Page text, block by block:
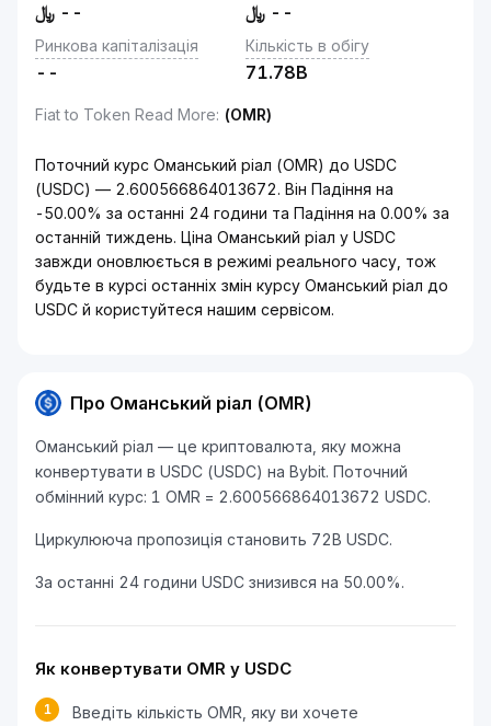
﷼ -- ﷼ --
Ринкова капіталізація
--
Кількість в обігу
71.78B
Fiat to Token Read More: (OMR)
Поточний курс Оманський ріал (OMR) до USDC
(USDC) — 2.600566864013672. Він Падіння на
-50.00% за останні 24 години та Падіння на 0.00% за
останній тиждень. Ціна Оманський ріал у USDC
завжди оновлюється в режимі реального часу, тож
будьте в курсі останніх змін курсу Оманський ріал до
USDC й користуйтеся нашим сервісом.
Про Оманський ріал (OMR)
Оманський ріал — це криптовалюта, яку можна
конвертувати в USDC (USDC) на Bybit. Поточний
обмінний курс: 1 OMR = 2.600566864013672 USDC.
Циркулююча пропозиція становить 72B USDC.
За останні 24 години USDC знизився на 50.00%.
Як конвертувати OMR у USDC
1
Введіть кількість OMR, яку ви хочете